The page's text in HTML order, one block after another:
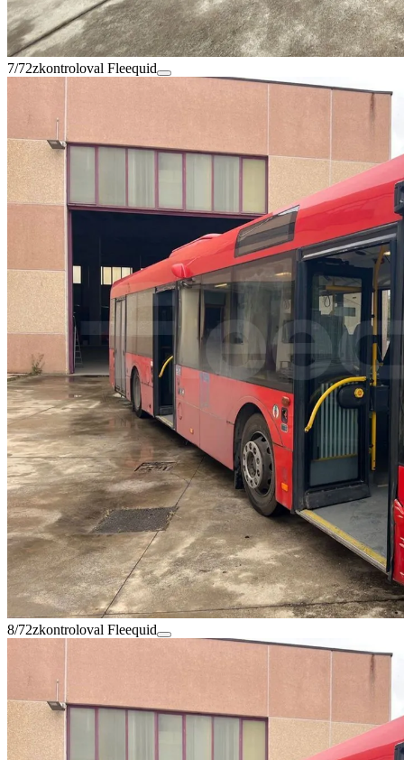
7/72zkontroloval Fleequid
8/72zkontroloval Fleequid